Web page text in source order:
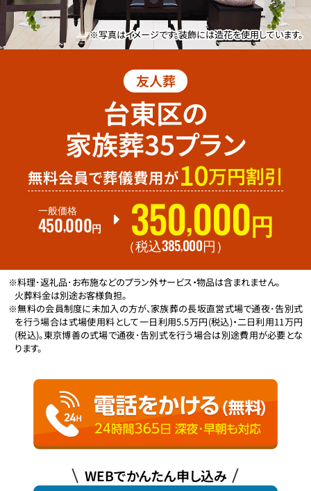
※写真はイメージです。装飾には造花を使用しています。
友人葬
台東区の
家族葬35プラン
無料会員で葬儀費用が10万円割引
一般価格
450,000円 350,000 円
（税込385,000円 ）
※料理･返礼品･お布施などのプラン外サービス・物品は含まれません。
火葬料金は別途お客様負担。
※無料の会員制度に未加入の方が、家族葬の長坂直営式場で通夜･告別式
を行う場合は式場使用料として一日利用5.5万円(税込)・二日利用11万円
(税込)。東京博善の式場で通夜･告別式を行う場合は別途費用が必要とな
ります。
WEBでかんたん申し込み